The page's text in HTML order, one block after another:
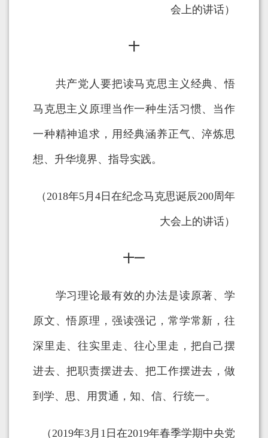
会上的讲话）
十
共产党人要把读马克思主义经典、悟
马克思主义原理当作一种生活习惯、当作
一种精神追求，用经典涵养正气、淬炼思
想、升华境界、指导实践。
（2018年5月4日在纪念马克思诞辰200周年
大会上的讲话）
十一
学习理论最有效的办法是读原著、学
原文、悟原理，强读强记，常学常新，往
深里走、往实里走、往心里走，把自己摆
进去、把职责摆进去、把工作摆进去，做
到学、思、用贯通，知、信、行统一。
（2019年3月1日在2019年春季学期中央党